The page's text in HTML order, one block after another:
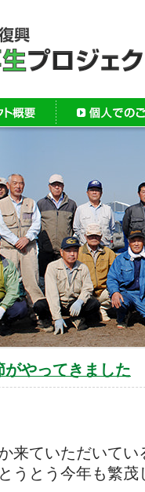
がやってきました
来ていただいて
うとう今年も繁茂